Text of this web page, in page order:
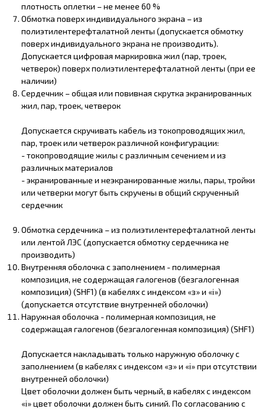
плотность оплетки – не менее 60 %
Обмотка поверх индивидуального экрана – из
полиэтилентерефталатной ленты (допускается обмотку
поверх индивидуального экрана не производить).
Допускается цифровая маркировка жил (пар, троек,
четверок) поверх полиэтилентерефталатной ленты (при ее
наличии)
Сердечник – общая или повивная скрутка экранированных
жил, пар, троек, четверок
Допускается скручивать кабель из токопроводящих жил,
пар, троек или четверок различной конфигурации:
- токопроводящие жилы с различным сечением и из
различных материалов
- экранированные и неэкранированные жилы, пары, тройки
или четверки могут быть скручены в общий скрученный
сердечник
Обмотка сердечника – из полиэтилентерефталатной ленты
или лентой ЛЭС (допускается обмотку сердечника не
производить)
Внутренняя оболочка с заполнением - полимерная
композиция, не содержащая галогенов (безгалогенная
композиция) (SHF1) (в кабелях с индексом «з» и «i»)
(допускается отсутствие внутренней оболочки)
Наружная оболочка - полимерная композиция, не
содержащая галогенов (безгалогенная композиция) (SHF1)
Допускается накладывать только наружную оболочку с
заполнением (в кабелях с индексом «з» и «i» при отсутствии
внутренней оболочки)
Цвет оболочки должен быть черный, в кабелях с индексом
«i» цвет оболочки должен быть синий. По согласованию с